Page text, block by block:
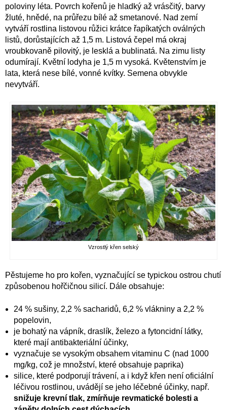
poloviny léta. Povrch kořenů je hladký až vrásčitý, barvy
žluté, hnědé, na průřezu bílé až smetanové. Nad zemí
vytváří rostlina listovou růžici krátce řapíkatých oválných
listů, dorůstajících až 1,5 m. Listová čepel má okraj
vroubkovaně pilovitý, je lesklá a bublinatá. Na zimu listy
odumírají. Květní lodyha je 1,5 m vysoká. Květenstvím je
lata, která nese bílé, vonné kvítky. Semena obvykle
nevytváří.
Vzrostlý křen selský
Pěstujeme ho pro kořen, vyznačující se typickou ostrou chutí
způsobenou hořčičnou silicí. Dále obsahuje:
24 % sušiny, 2,2 % sacharidů, 6,2 % vlákniny a 2,2 %
popelovin,
je bohatý na vápník, draslík, železo a fytoncidní látky,
které mají antibakteriální účinky,
vyznačuje se vysokým obsahem vitaminu C (nad 1000
mg/kg, což je množství, které obsahuje paprika)
silice, které podporují trávení, a i když křen není oficiální
léčivou rostlinou, uvádějí se jeho léčebné účinky, např.
snižuje krevní tlak, zmírňuje revmatické bolesti a